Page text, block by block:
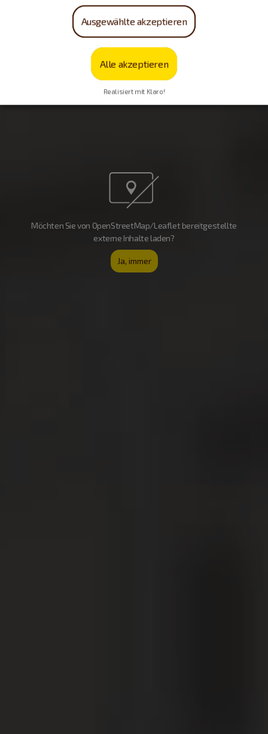
Möchten Sie von OpenStreetMap/Leaflet bereitgestellte
externe Inhalte laden?
Ja, immer
Ausgewählte akzeptieren
Alle akzeptieren
Realisiert mit Klaro!